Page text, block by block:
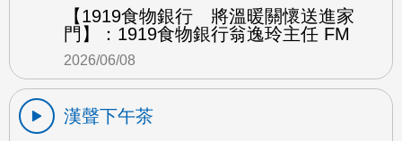
【1919食物銀行 將溫暖關懷送進家
門】：1919食物銀行翁逸玲主任 FM
2026/06/08
漢聲下午茶